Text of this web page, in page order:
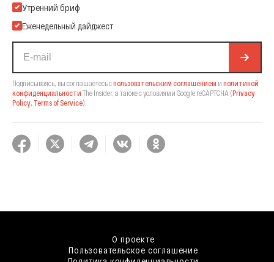
Подпишитесь на нашу Email-рассылку
Утренний бриф
Еженедельный дайджест
Подписываясь, вы соглашаетесь спользовательским соглашением и политикой
конфиденциальности The Insider, а также с условиями Google reCAPTCHA (Privacy
Policy, Terms of Service).
О проекте
Пользовательское соглашение